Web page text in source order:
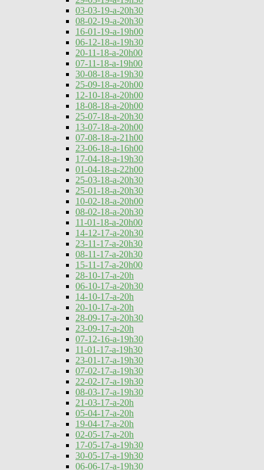
03-03-19-a-20h30
08-02-19-a-20h30
16-01-19-a-19h00
06-12-18-a-19h30
20-11-18-a-20h00
07-11-18-a-19h00
30-08-18-a-19h30
25-09-18-a-20h00
12-10-18-a-20h00
18-08-18-a-20h00
25-07-18-a-20h30
13-07-18-a-20h00
07-08-18-a-21h00
23-06-18-a-16h00
17-04-18-a-19h30
01-04-18-a-22h00
25-03-18-a-20h30
25-01-18-a-20h30
10-02-18-a-20h00
08-02-18-a-20h30
11-01-18-a-20h00
14-12-17-a-20h30
23-11-17-a-20h30
08-11-17-a-20h30
15-11-17-a-20h00
28-10-17-a-20h
06-10-17-a-20h30
14-10-17-a-20h
20-10-17-a-20h
28-09-17-a-20h30
23-09-17-a-20h
07-12-16-a-19h30
11-01-17-a-19h30
23-01-17-a-19h30
07-02-17-a-19h30
22-02-17-a-19h30
08-03-17-a-19h30
21-03-17-a-20h
05-04-17-a-20h
19-04-17-a-20h
02-05-17-a-20h
17-05-17-a-19h30
30-05-17-a-19h30
06-06-17-a-19h30